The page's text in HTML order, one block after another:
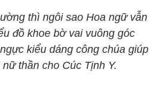
thì ngôi sao Hoa ngữ vẫn
đồ khoe bờ vai vuông góc
kiểu dáng công chúa giúp
thần cho Cúc Tịnh Y.